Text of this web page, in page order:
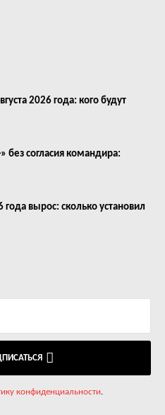
2026 года: кого будут
без согласия командира:
года вырос: сколько установил
конфиденциальности.